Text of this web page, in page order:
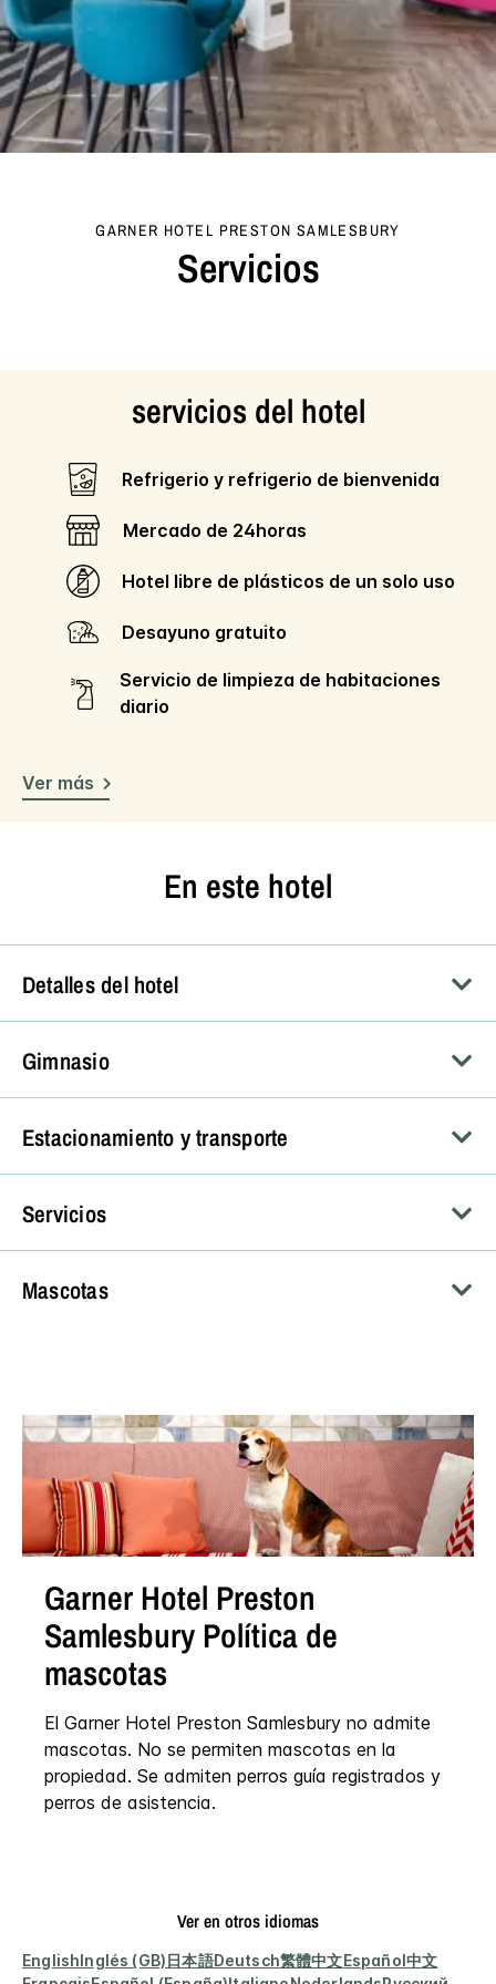
GARNER HOTEL PRESTON SAMLESBURY
Servicios
servicios del hotel
Refrigerio y refrigerio de bienvenida
Mercado de 24horas
Hotel libre de plásticos de un solo uso
Desayuno gratuito
Servicio de limpieza de habitaciones
diario
Ver más
En este hotel
Detalles del hotel
Gimnasio
Estacionamiento y transporte
Servicios
Mascotas
Garner Hotel Preston
Samlesbury Política de
mascotas
El Garner Hotel Preston Samlesbury no admite
mascotas. No se permiten mascotas en la
propiedad. Se admiten perros guía registrados y
perros de asistencia.
Ver en otros idiomas
EnglishInglés (GB)日本語Deutsch繁體中文Español中文